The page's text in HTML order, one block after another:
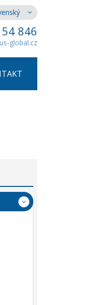
846
global.cz